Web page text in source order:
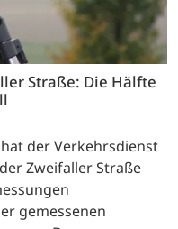
Straße: Die Hälfte
hat der Verkehrsdienst
Zweifaller Straße
gemessenen